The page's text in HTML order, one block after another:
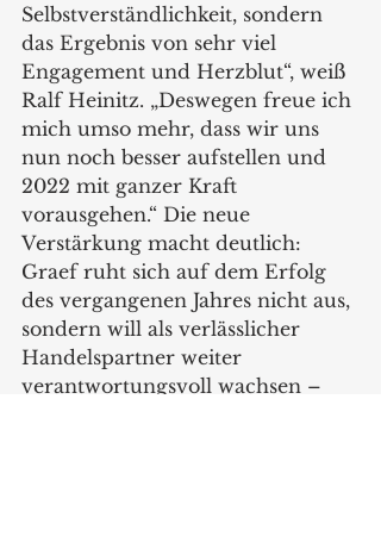
Selbstverständlichkeit, sondern
das Ergebnis von sehr viel
Engagement und Herzblut“, weiß
Ralf Heinitz. „Deswegen freue ich
mich umso mehr, dass wir uns
nun noch besser aufstellen und
2022 mit ganzer Kraft
vorausgehen.“ Die neue
Verstärkung macht deutlich:
Graef ruht sich auf dem Erfolg
des vergangenen Jahres nicht aus,
sondern will als verlässlicher
Handelspartner weiter
verantwortungsvoll wachsen –